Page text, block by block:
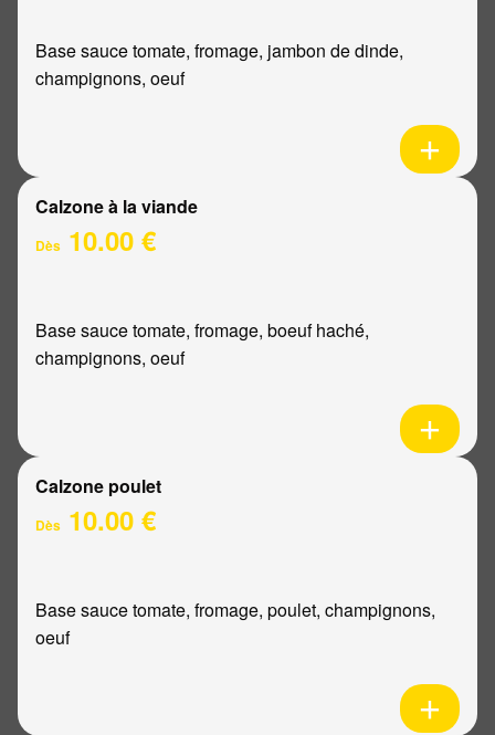
Base sauce tomate, fromage, jambon de dinde,
champignons, oeuf
Calzone à la viande
Dès 10.00 €
Base sauce tomate, fromage, boeuf haché,
champignons, oeuf
Calzone poulet
Dès 10.00 €
Base sauce tomate, fromage, poulet, champignons,
oeuf